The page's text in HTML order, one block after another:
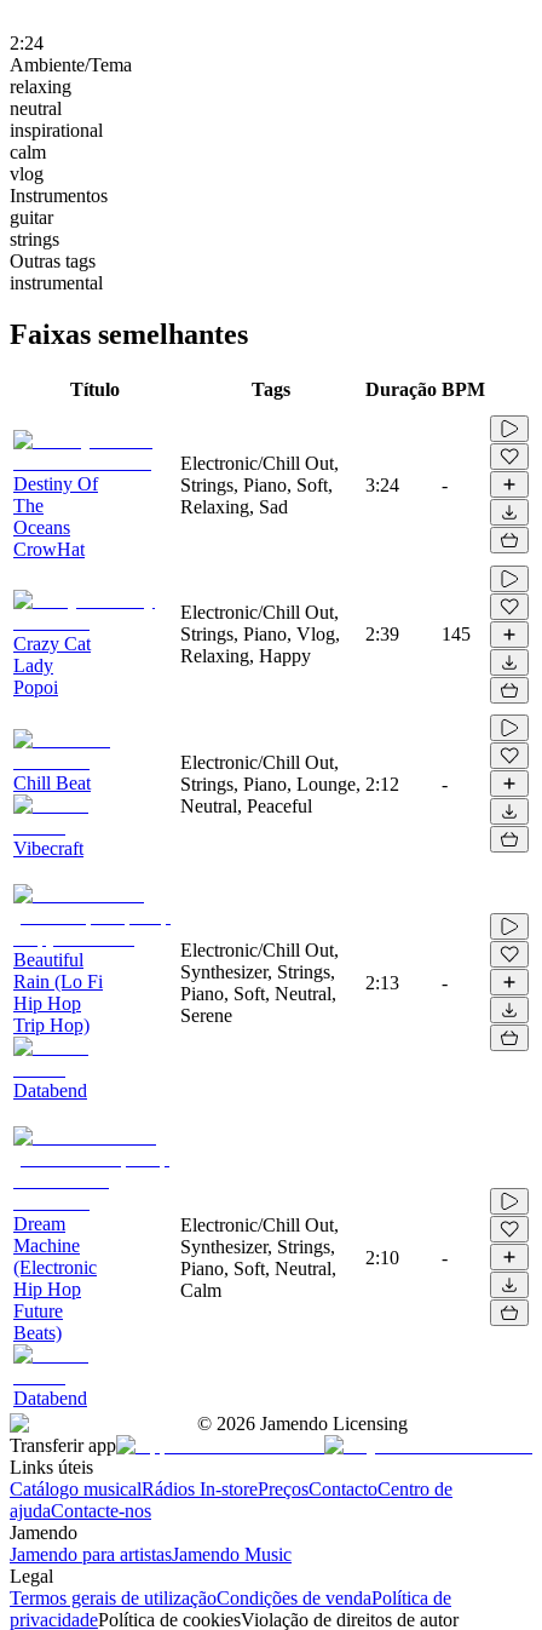
2:24
Ambiente/Tema
relaxing
neutral
inspirational
calm
vlog
Instrumentos
guitar
strings
Outras tags
instrumental
Faixas semelhantes
Título Tags Duração BPM
Destiny Of
The
Oceans
CrowHat
Electronic/Chill Out,
Strings, Piano, Soft,
Relaxing, Sad
3:24 -
Crazy Cat
Lady
Popoi
Electronic/Chill Out,
Strings, Piano, Vlog,
Relaxing, Happy
2:39 145
Chill Beat
Vibecraft
Electronic/Chill Out,
Strings, Piano, Lounge,
Neutral, Peaceful
2:12 -
Beautiful
Rain (Lo Fi
Hip Hop
Trip Hop)
Databend
Electronic/Chill Out,
Synthesizer, Strings,
Piano, Soft, Neutral,
Serene
2:13 -
Dream
Machine
(Electronic
Hip Hop
Future
Beats)
Databend
Electronic/Chill Out,
Synthesizer, Strings,
Piano, Soft, Neutral,
Calm
2:10 -
© 2026 Jamendo Licensing
Transferir app
Links úteis
Catálogo musicalRádios In-storePreçosContactoCentro de
ajudaContacte-nos
Jamendo
Jamendo para artistasJamendo Music
Legal
Termos gerais de utilizaçãoCondições de vendaPolítica de
privacidadePolítica de cookiesViolação de direitos de autor